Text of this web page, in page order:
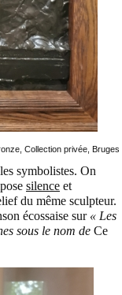
Collection privée, Bruges
symbolistes. On
silence et
du même sculpteur.
écossaise sur « Les
sous le nom de Ce